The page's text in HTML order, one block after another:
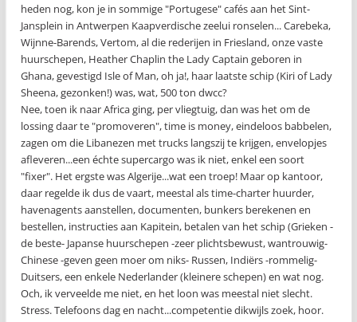
heden nog, kon je in sommige "Portugese" cafés aan het Sint-
Jansplein in Antwerpen Kaapverdische zeelui ronselen... Carebeka,
Wijnne-Barends, Vertom, al die rederijen in Friesland, onze vaste
huurschepen, Heather Chaplin the Lady Captain geboren in
Ghana, gevestigd Isle of Man, oh ja!, haar laatste schip (Kiri of Lady
Sheena, gezonken!) was, wat, 500 ton dwcc?
Nee, toen ik naar Africa ging, per vliegtuig, dan was het om de
lossing daar te "promoveren", time is money, eindeloos babbelen,
zagen om die Libanezen met trucks langszij te krijgen, envelopjes
afleveren...een échte supercargo was ik niet, enkel een soort
"fixer". Het ergste was Algerije...wat een troep! Maar op kantoor,
daar regelde ik dus de vaart, meestal als time-charter huurder,
havenagents aanstellen, documenten, bunkers berekenen en
bestellen, instructies aan Kapitein, betalen van het schip (Grieken -
de beste- Japanse huurschepen -zeer plichtsbewust, wantrouwig-
Chinese -geven geen moer om niks- Russen, Indiërs -rommelig-
Duitsers, een enkele Nederlander (kleinere schepen) en wat nog.
Och, ik verveelde me niet, en het loon was meestal niet slecht.
Stress. Telefoons dag en nacht...competentie dikwijls zoek, hoor.